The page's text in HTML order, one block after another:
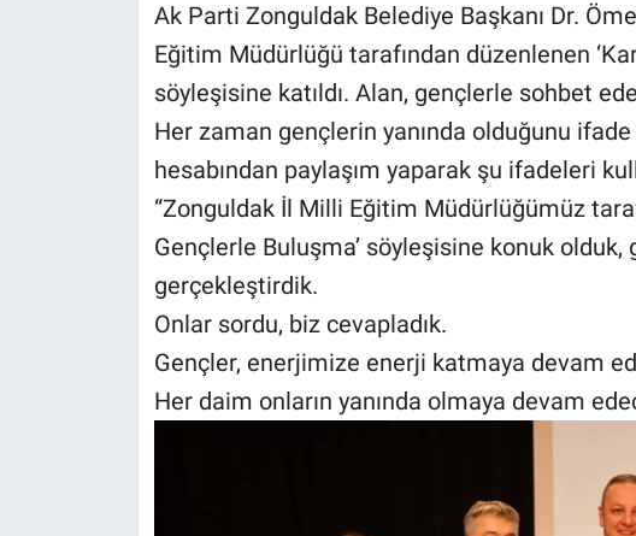
Ak Parti Zonguldak Belediye Başkanı Dr.
Eğitim Müdürlüğü tarafından düzenlenen
söyleşisine katıldı. Alan, gençlerle sohbet
Her zaman gençlerin yanında olduğunu
hesabından paylaşım yaparak şu ifadeleri
“Zonguldak İl Milli Eğitim Müdürlüğümüz
Gençlerle Buluşma’ söyleşisine konuk
gerçekleştirdik.
Onlar sordu, biz cevapladık.
Gençler, enerjimize enerji katmaya devam
Her daim onların yanında olmaya devam